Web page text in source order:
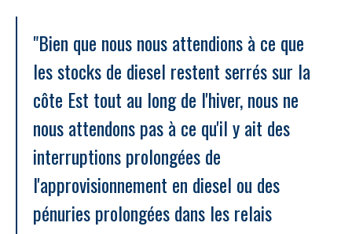
"Bien que nous nous attendions à ce que
les stocks de diesel restent serrés sur la
côte Est tout au long de l'hiver, nous ne
nous attendons pas à ce qu'il y ait des
interruptions prolongées de
l'approvisionnement en diesel ou des
pénuries prolongées dans les relais